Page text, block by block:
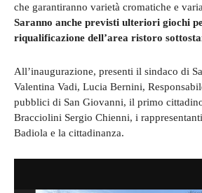
che garantiranno varietà cromatiche e
Saranno anche previsti ulteriori giochi
riqualificazione dell’area ristoro
All’inaugurazione, presenti il sindaco di
Valentina Vadi, Lucia Bernini,
pubblici di San Giovanni, il primo
Bracciolini Sergio Chienni, i
Badiola e la cittadinanza.